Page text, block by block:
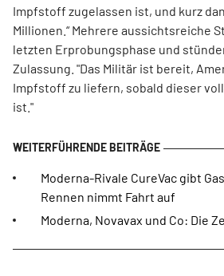
Impfstoff zugelassen ist, und kurz
Millionen.“ Mehrere aussichtsreiche
letzten Erprobungsphase und
Zulassung. "Das Militär ist bereit,
Impfstoff zu liefern, sobald dieser
ist."
Moderna-Rivale CureVac gibt
Rennen nimmt Fahrt auf
Moderna, Novavax und Co: Die